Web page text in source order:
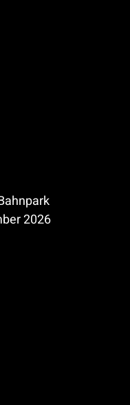
2026